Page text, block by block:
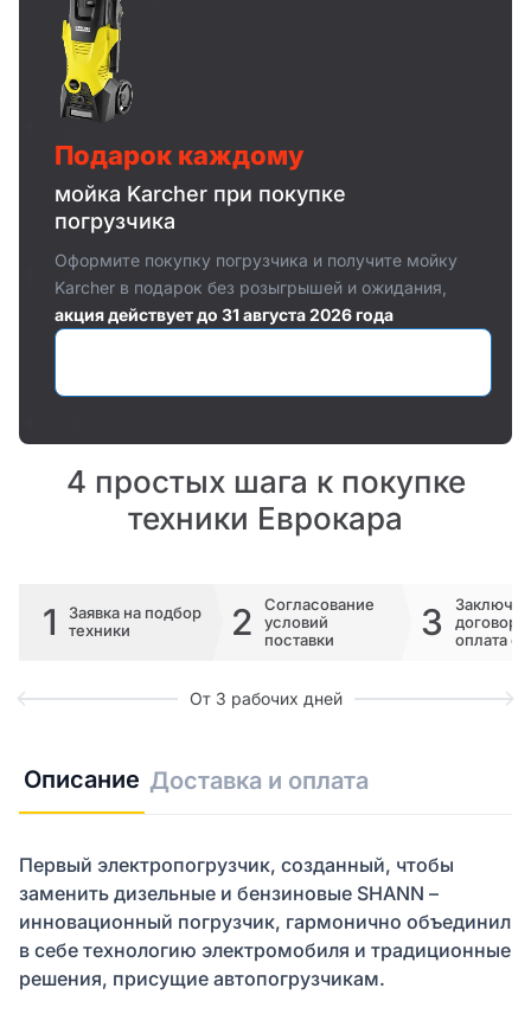
Подарок каждому
мойка Karcher при покупке
погрузчика
Оформите покупку погрузчика и получите мойку
Karcher в подарок без розыгрышей и ожидания,
акция действует до 31 августа 2026 года
4 простых шага к покупке
техники Еврокара
1
Заявка на подбор
техники
2
Согласование
условий
поставки
3
договора
оплата
От 3 рабочих дней
Описание Доставка и оплата
Первый электропогрузчик, созданный, чтобы
заменить дизельные и бензиновые SHANN –
инновационный погрузчик, гармонично объединил
в себе технологию электромобиля и традиционные
решения, присущие автопогрузчикам.